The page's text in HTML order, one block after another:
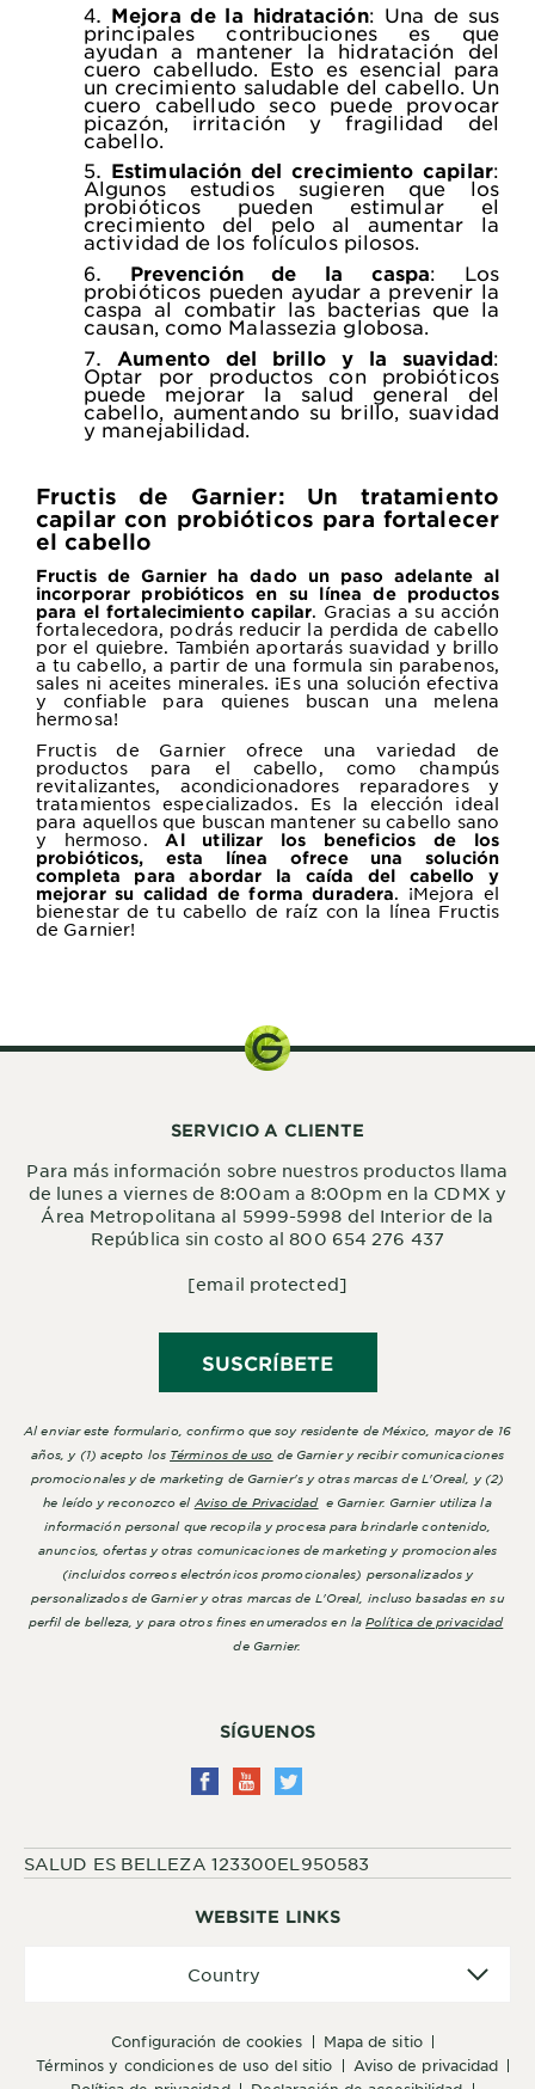
Mejora de la hidratación: Una de sus
principales contribuciones es que
ayudan a mantener la hidratación del
cuero cabelludo. Esto es esencial para
un crecimiento saludable del cabello. Un
cuero cabelludo seco puede provocar
picazón, irritación y fragilidad del
cabello.
Estimulación del crecimiento capilar:
Algunos estudios sugieren que los
probióticos pueden estimular el
crecimiento del pelo al aumentar la
actividad de los folículos pilosos.
Prevención de la caspa: Los
probióticos pueden ayudar a prevenir la
caspa al combatir las bacterias que la
causan, como Malassezia globosa.
Aumento del brillo y la suavidad:
Optar por productos con probióticos
puede mejorar la salud general del
cabello, aumentando su brillo, suavidad
y manejabilidad.
Fructis de Garnier: Un tratamiento
capilar con probióticos para fortalecer
el cabello
Fructis de Garnier ha dado un paso adelante al
incorporar probióticos en su línea de productos
para el fortalecimiento capilar. Gracias a su acción
fortalecedora, podrás reducir la perdida de cabello
por el quiebre. También aportarás suavidad y brillo
a tu cabello, a partir de una formula sin parabenos,
sales ni aceites minerales. ¡Es una solución efectiva
y confiable para quienes buscan una melena
hermosa!
Fructis de Garnier ofrece una variedad de
productos para el cabello, como champús
revitalizantes, acondicionadores reparadores y
tratamientos especializados. Es la elección ideal
para aquellos que buscan mantener su cabello sano
y hermoso. Al utilizar los beneficios de los
probióticos, esta línea ofrece una solución
completa para abordar la caída del cabello y
mejorar su calidad de forma duradera. ¡Mejora el
bienestar de tu cabello de raíz con la línea Fructis
de Garnier!
WEBSITE LINKS
configuración de cookies
mapa de sitio
términos y condiciones de uso del sitio
aviso de privacidad
Country
SÍGUENOS
SALUD ES BELLEZA 123300EL950583
SERVICIO A CLIENTE
Para más información sobre nuestros productos llama
de lunes a viernes de 8:00am a 8:00pm en la CDMX y
Área Metropolitana al 5999-5998 del Interior de la
República sin costo al 800 654 276 437
[email protected]
SUSCRÍBETE
Al enviar este formulario, confirmo que soy residente de México, mayor de 16
años, y (1) acepto los Términos de uso de Garnier y recibir comunicaciones
promocionales y de marketing de Garnier's y otras marcas de L'Oreal, y (2)
he leído y reconozco el Aviso de Privacidade Garnier. Garnier utiliza la
información personal que recopila y procesa para brindarle contenido,
anuncios, ofertas y otras comunicaciones de marketing y promocionales
(incluidos correos electrónicos promocionales) personalizados y
personalizados de Garnier y otras marcas de L'Oreal, incluso basadas en su
perfil de belleza, y para otros fines enumerados en laPolítica de privacidad
de Garnier.